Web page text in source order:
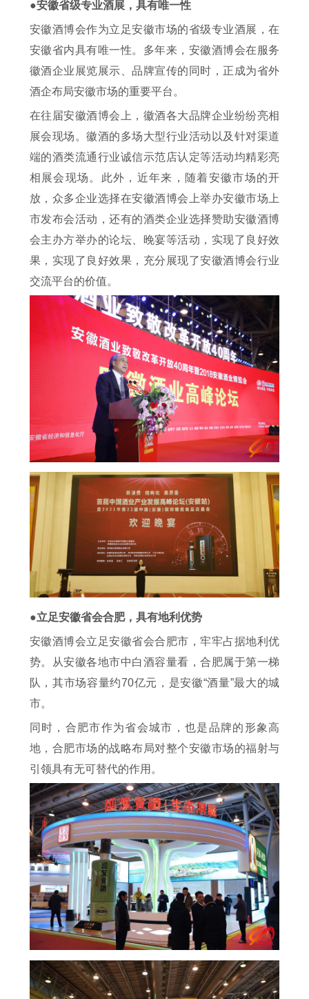
●安徽省级专业酒展，具有唯一性
安徽酒博会作为立足安徽市场的省级专业酒展，在
安徽省内具有唯一性。多年来，安徽酒博会在服务
徽酒企业展览展示、品牌宣传的同时，正成为省外
酒企布局安徽市场的重要平台。
在往届安徽酒博会上，徽酒各大品牌企业纷纷亮相
展会现场。徽酒的多场大型行业活动以及针对渠道
端的酒类流通行业诚信示范店认定等活动均精彩亮
相展会现场。此外，近年来，随着安徽市场的开
放，众多企业选择在安徽酒博会上举办安徽市场上
市发布会活动，还有的酒类企业选择赞助安徽酒博
会主办方举办的论坛、晚宴等活动，实现了良好效
果，实现了良好效果，充分展现了安徽酒博会行业
交流平台的价值。
●立足安徽省会合肥，具有地利优势
安徽酒博会立足安徽省会合肥市，牢牢占据地利优
势。从安徽各地市中白酒容量看，合肥属于第一梯
队，其市场容量约70亿元，是安徽“酒量”最大的城
市。
同时，合肥市作为省会城市，也是品牌的形象高
地，合肥市场的战略布局对整个安徽市场的福射与
引领具有无可替代的作用。